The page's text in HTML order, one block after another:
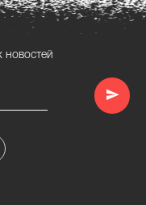
новостей